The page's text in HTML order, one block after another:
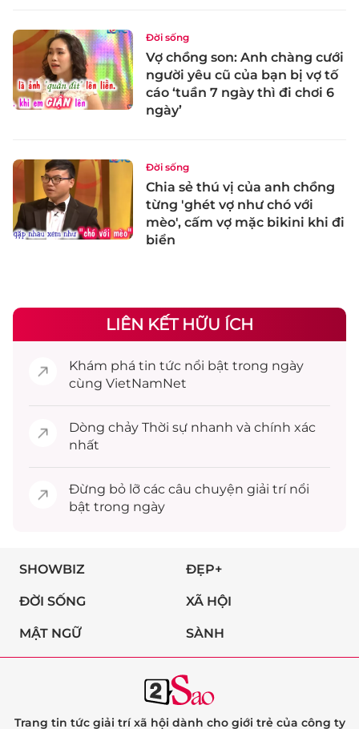
Đời sống
Vợ chồng son: Anh chàng cưới
người yêu cũ của bạn bị vợ tố
cáo ‘tuần 7 ngày thì đi chơi 6
ngày’
Đời sống
Chia sẻ thú vị của anh chồng
từng 'ghét vợ như chó với
mèo', cấm vợ mặc bikini khi đi
biển
LIÊN KẾT HỮU ÍCH
Khám phá tin tức nổi bật trong ngày
cùng VietNamNet
Dòng chảy Thời sự nhanh và chính xác
nhất
Đừng bỏ lỡ các câu chuyện giải trínổi
bật trong ngày
SHOWBIZ ĐẸP+
ĐỜI SỐNG XÃ HỘI
MẬT NGỮ SÀNH
Trang tin tức giải trí xã hội dành cho giới trẻ của công ty